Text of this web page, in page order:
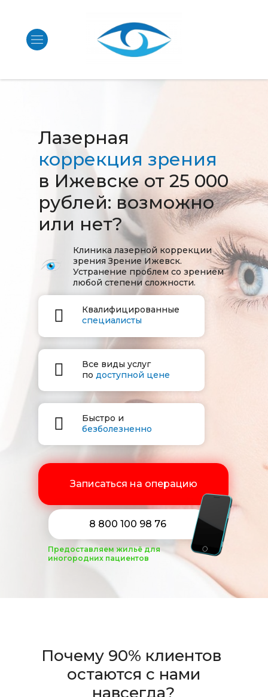
Лазерная
коррекция зрения
в Ижевске от 25 000
рублей: возможно
или нет?
Клиника лазерной коррекции
зрения Зрение Ижевск.
Устранение проблем со зрением
любой степени сложности.
Записаться на операцию
Квалифицированные
специалисты
Все виды услуг
по доступной цене
Быстро и
безболезненно
8 800 100 98 76
Предоставляем жильё для
иногородних пациентов
Почему 90% клиентов
остаются с нами
навсегда?